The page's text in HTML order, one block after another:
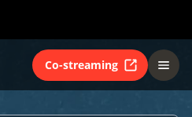
Co-streaming